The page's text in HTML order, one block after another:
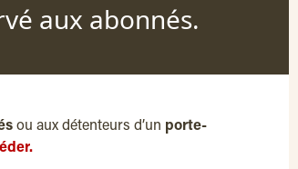
aux abonnés.
ou aux détenteurs d’un porte-